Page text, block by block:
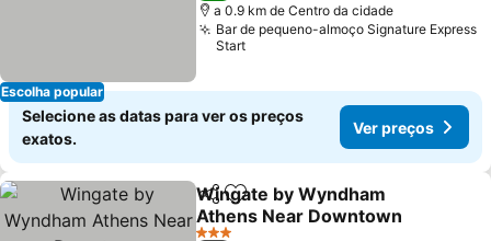
Escolha popular
a 0.9 km de Centro da cidade
Bar de pequeno-almoço Signature Express
Start
Selecione as datas para ver os preços
exatos.
Ver preços
PartilharAdicionar aos favoritos
Wingate by Wyndham
Athens Near Downtown